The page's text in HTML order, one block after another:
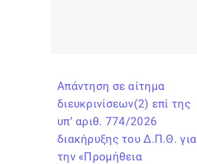
Απάντηση σε αίτημα
διευκρινίσεων(2) επί της
υπ’ αριθ. 774/2026
διακήρυξης του Δ.Π.Θ. για
την «Προμήθεια